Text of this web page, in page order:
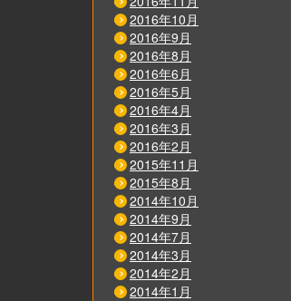
2016年10月
2016年9月
2016年8月
2016年6月
2016年5月
2016年4月
2016年3月
2016年2月
2015年11月
2015年8月
2014年10月
2014年9月
2014年7月
2014年3月
2014年2月
2014年1月